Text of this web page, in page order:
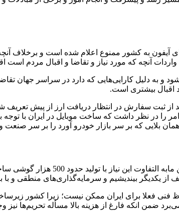
بر تصمیمات اخذ شده واردات 2 مدل از گوشی‌های آیفون به کشور ممنوع
آنچه که مورد نیاز و تقاضا و اقبال مردم است
به دلیل کارایی‌هایی که دارد در سراسر جهان
اقبال بیشتری است.
از ثبت سفارش در انتظار دریافت ارز از پیش
امر را در نظر داشت که ساخت موبایل در ایران با
بلایی که بر سر بازار خودرو آورد را بر سر صنعت و
عالیان نیاز بازار داخل را
از یکدیگر بیندیشیم و سرمایه‌گذاری‌های منطقی و
فعلا برای ایران ممکن نیست؛ زیرا کشور
ضمن انکه فارغ از هزینه بالا مسأله تحریم‌ها نیز